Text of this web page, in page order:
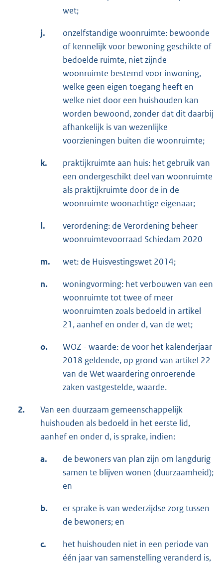
wet;
j.
onzelfstandige woonruimte: bewoonde
of kennelijk voor bewoning geschikte of
bedoelde ruimte, niet zijnde
woonruimte bestemd voor inwoning,
welke geen eigen toegang heeft en
welke niet door een huishouden kan
worden bewoond, zonder dat dit daarbij
afhankelijk is van wezenlijke
voorzieningen buiten die woonruimte;
k.
praktijkruimte aan huis: het gebruik van
een ondergeschikt deel van woonruimte
als praktijkruimte door de in de
woonruimte woonachtige eigenaar;
l.
verordening: de Verordening beheer
woonruimtevoorraad Schiedam 2020
m. wet: de Huisvestingswet 2014;
n.
woningvorming: het verbouwen van een
woonruimte tot twee of meer
woonruimten zoals bedoeld in artikel
21, aanhef en onder d, van de wet;
o.
WOZ - waarde: de voor het kalenderjaar
2018 geldende, op grond van artikel 22
van de Wet waardering onroerende
zaken vastgestelde, waarde.
2.
Van een duurzaam gemeenschappelijk
huishouden als bedoeld in het eerste lid,
aanhef en onder d, is sprake, indien:
a.
de bewoners van plan zijn om langdurig
samen te blijven wonen (duurzaamheid);
en
b.
er sprake is van wederzijdse zorg tussen
de bewoners; en
c.
het huishouden niet in een periode van
één jaar van samenstelling veranderd is,